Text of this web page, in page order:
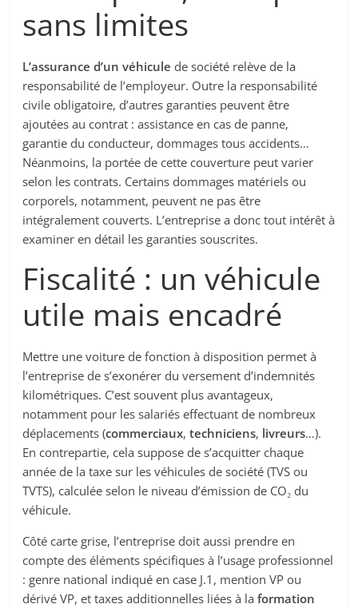
sans limites
L’assurance d’un véhicule de société relève de la
responsabilité de l’employeur. Outre la responsabilité
civile obligatoire, d’autres garanties peuvent être
ajoutées au contrat : assistance en cas de panne,
garantie du conducteur, dommages tous accidents…
Néanmoins, la portée de cette couverture peut varier
selon les contrats. Certains dommages matériels ou
corporels, notamment, peuvent ne pas être
intégralement couverts. L’entreprise a donc tout intérêt à
examiner en détail les garanties souscrites.
Fiscalité : un véhicule
utile mais encadré
Mettre une voiture de fonction à disposition permet à
l’entreprise de s’exonérer du versement d’indemnités
kilométriques. C’est souvent plus avantageux,
notamment pour les salariés effectuant de nombreux
déplacements (commerciaux,techniciens, livreurs…).
En contrepartie, cela suppose de s’acquitter chaque
année de la taxe sur les véhicules de société (TVS ou
TVTS), calculée selon le niveau d’émission de CO₂ du
véhicule.
Côté carte grise, l’entreprise doit aussi prendre en
compte des éléments spécifiques à l’usage professionnel
: genre national indiqué en case J.1, mention VP ou
dérivé VP, et taxes additionnelles liées à laformation